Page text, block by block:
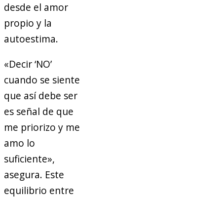
desde el amor
propio y la
autoestima.
«Decir ‘NO’
cuando se siente
que así debe ser
es señal de que
me priorizo y me
amo lo
suficiente»,
asegura. Este
equilibrio entre